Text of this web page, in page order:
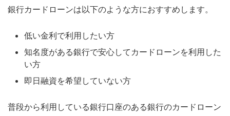
銀行カードローンは以下のような方におすすめします。
低い金利で利用したい方
知名度がある銀行で安心してカードローンを利用した
い方
即日融資を希望していない方
普段から利用している銀行口座のある銀行のカードローン